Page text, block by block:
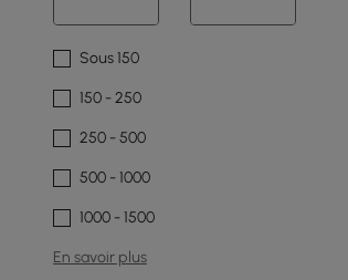
Sous 150
150 - 250
250 - 500
500 - 1000
1000 - 1500
En savoir plus